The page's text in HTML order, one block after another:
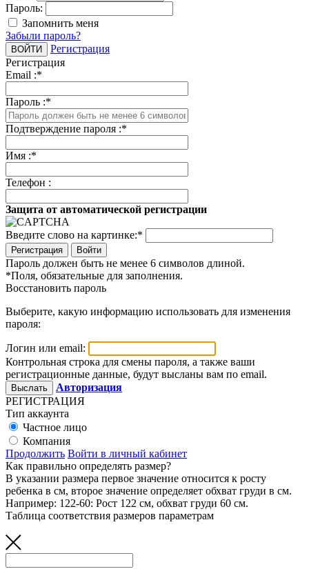
Пароль:
Запомнить меня
Забыли пароль?
Регистрация
Регистрация
Email :*
Пароль :*
Подтверждение пароля :*
Имя :*
Телефон :
Защита от автоматической регистрации
Введите слово на картинке:*
Войти
Пароль должен быть не менее 6 символов длиной.
*Поля, обязательные для заполнения.
Восстановить пароль
Выберите, какую информацию использовать для изменения
пароля:
Логин или email:
Контрольная строка для смены пароля, а также ваши
регистрационные данные, будут высланы вам по email.
Авторизация
РЕГИСТРАЦИЯ
Тип аккаунта
Частное лицо
Компания
Продолжить Войти в личный кабинет
Как правильно определять размер?
В указании размера первое значение относится к росту
ребенка в см, второе значение определяет обхват груди в см.
Например: 122-60: Рост 122 см, обхват груди 60 см.
Таблица соответствия размеров параметрам